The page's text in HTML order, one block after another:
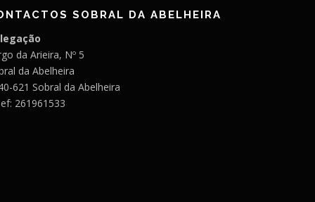
SOBRAL DA ABELHEIRA
da Arieira, Nº 5
da Abelheira
621 Sobral da Abelheira
261961533